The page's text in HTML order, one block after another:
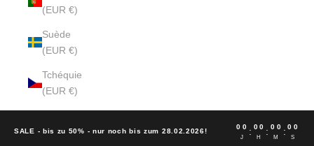
(EUR €)
Suède
(EUR €)
Tchéquie
(EUR €)
SALE - bis zu 50% - nur noch bis zum 28.02.2026!
00
J
: 00
H
: 00
M
:00
S